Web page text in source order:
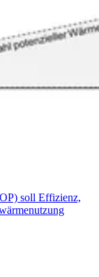
soll Effizienz,